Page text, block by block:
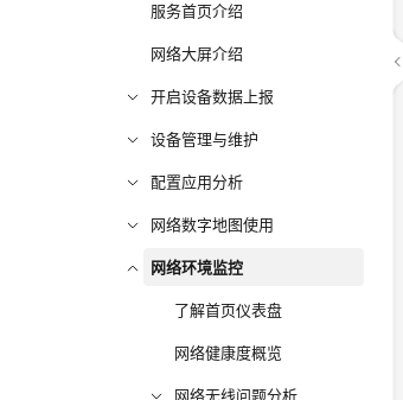
服务首页介绍
网络大屏介绍
开启设备数据上报
设备管理与维护
配置应用分析
网络数字地图使用
网络环境监控
了解首页仪表盘
网络健康度概览
网络无线问题分析